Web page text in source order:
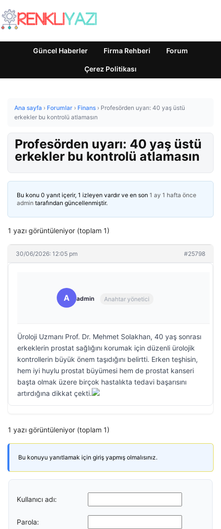
Güncel Haberler Firma Rehberi Forum
Çerez Politikası
Ana sayfa › Forumlar › Finans › Profesörden uyarı: 40 yaş üstü
erkekler bu kontrolü atlamasın
Profesörden uyarı: 40 yaş üstü
erkekler bu kontrolü atlamasın
Bu konu 0 yanıt içerir, 1 izleyen vardır ve en son 1 ay 1 hafta önce
admin tarafından güncellenmiştir.
1 yazı görüntüleniyor (toplam 1)
30/06/2026: 12:05 pm #25798
A admin Anahtar yönetici
Üroloji Uzmanı Prof. Dr. Mehmet Solakhan, 40 yaş sonrası
erkeklerin prostat sağlığını korumak için düzenli ürolojik
kontrollerin büyük önem taşıdığını belirtti. Erken teşhisin,
hem iyi huylu prostat büyümesi hem de prostat kanseri
başta olmak üzere birçok hastalıkta tedavi başarısını
artırdığına dikkat çekti.
1 yazı görüntüleniyor (toplam 1)
Bu konuyu yanıtlamak için giriş yapmış olmalısınız.
Kullanıcı adı:
Parola: